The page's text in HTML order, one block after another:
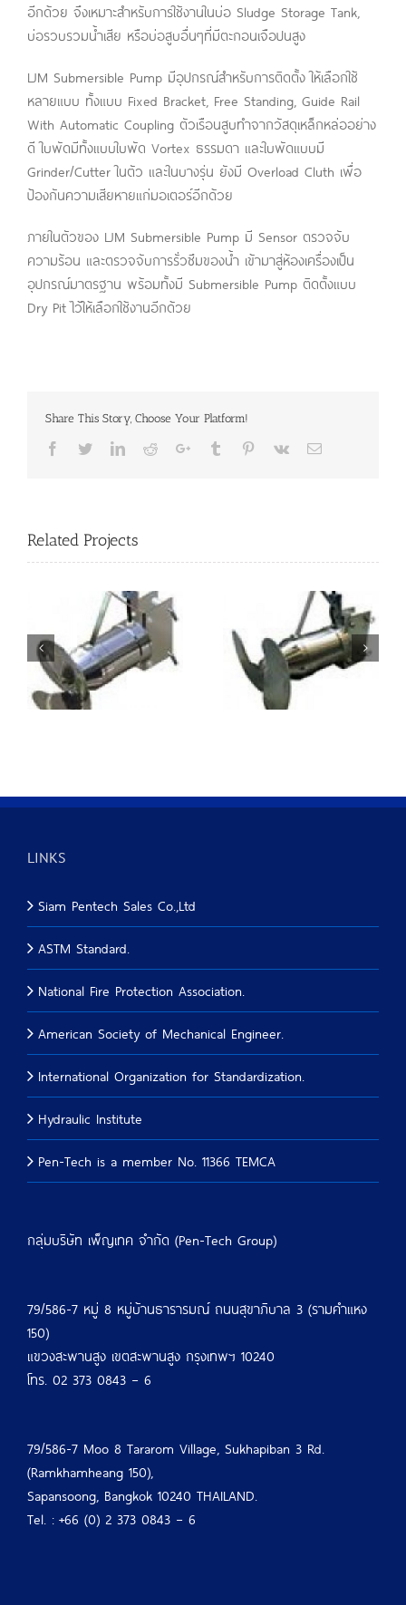
อีกด้วย จึงเหมาะสำหรับการใช้งานในบ่อ Sludge Storage Tank,
บ่อรวบรวมน้ำเสีย หรือบ่อสูบอื่นๆที่มีตะกอนเจือปนสูง
LJM Submersible Pump มีอุปกรณ์สำหรับการติดตั้ง ให้เลือกใช้
หลายแบบ ทั้งแบบ Fixed Bracket, Free Standing, Guide Rail
With Automatic Coupling ตัวเรือนสูบทำจากวัสดุเหล็กหล่ออย่าง
ดี ใบพัดมีทั้งแบบใบพัด Vortex ธรรมดา และใบพัดแบบมี
Grinder/Cutter ในตัว และในบางรุ่น ยังมี Overload Cluth เพื่อ
ป้องกันความเสียหายแก่มอเตอร์อีกด้วย
ภายในตัวของ LJM Submersible Pump มี Sensor ตรวจจับ
ความร้อน และตรวจจับการรั่วซึมของน้ำ เข้ามาสู่ห้องเครื่องเป็น
อุปกรณ์มาตรฐาน พร้อมทั้งมี Submersible Pump ติดตั้งแบบ
Dry Pit ไว้ให้เลือกใช้งานอีกด้วย
Share This Story, Choose Your Platform!
Facebook
TwitterLinkedIn
RedditGoogle+Tumblr Pinterest
Vk Email
Related Projects
STAINLESS STEEL
AGITATOR
RECIRCULATION
LINKS
Siam Pentech Sales Co.,Ltd
ASTM Standard.
National Fire Protection Association.
American Society of Mechanical Engineer.
International Organization for Standardization.
Hydraulic Institute
Pen-Tech is a member No. 11366 TEMCA
กลุ่มบริษัท เพ็ญเทค จำกัด (Pen-Tech Group)
79/586-7 หมู่ 8 หมู่บ้านธารารมณ์ ถนนสุขาภิบาล 3 (รามคำแหง
150)
แขวงสะพานสูง เขตสะพานสูง กรุงเทพฯ 10240
โทร. 02 373 0843 – 6
79/586-7 Moo 8 Tararom Village, Sukhapiban 3 Rd.
(Ramkhamheang 150),
Sapansoong, Bangkok 10240 THAILAND.
Tel. : +66 (0) 2 373 0843 – 6